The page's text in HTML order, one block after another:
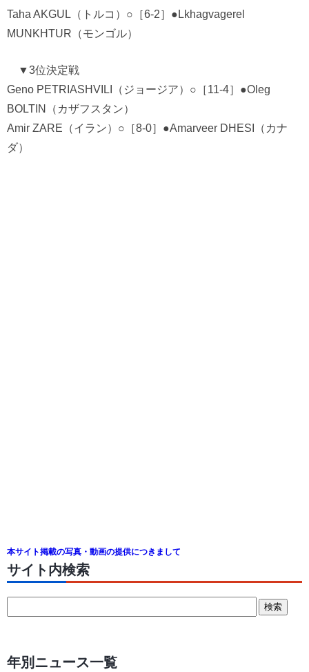
Taha AKGUL（トルコ）○［6-2］●Lkhagvagerel
MUNKHTUR（モンゴル）
▼3位決定戦
Geno PETRIASHVILI（ジョージア）○［11-4］●Oleg
BOLTIN（カザフスタン）
Amir ZARE（イラン）○［8-0］●Amarveer DHESI（カナ
ダ）
本サイト掲載の写真・動画の提供につきまして
サイト内検索
年別ニュース一覧